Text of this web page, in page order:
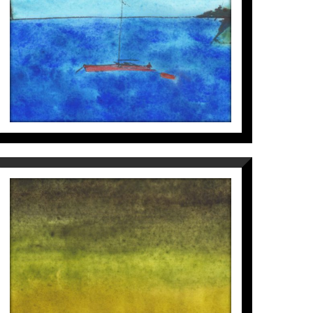
de Lleida pel conjunt de la seva
comunicació i imparteix docència a
del món.
aquí estan les seves darreres
700€
EBB
Perico Pastor
700